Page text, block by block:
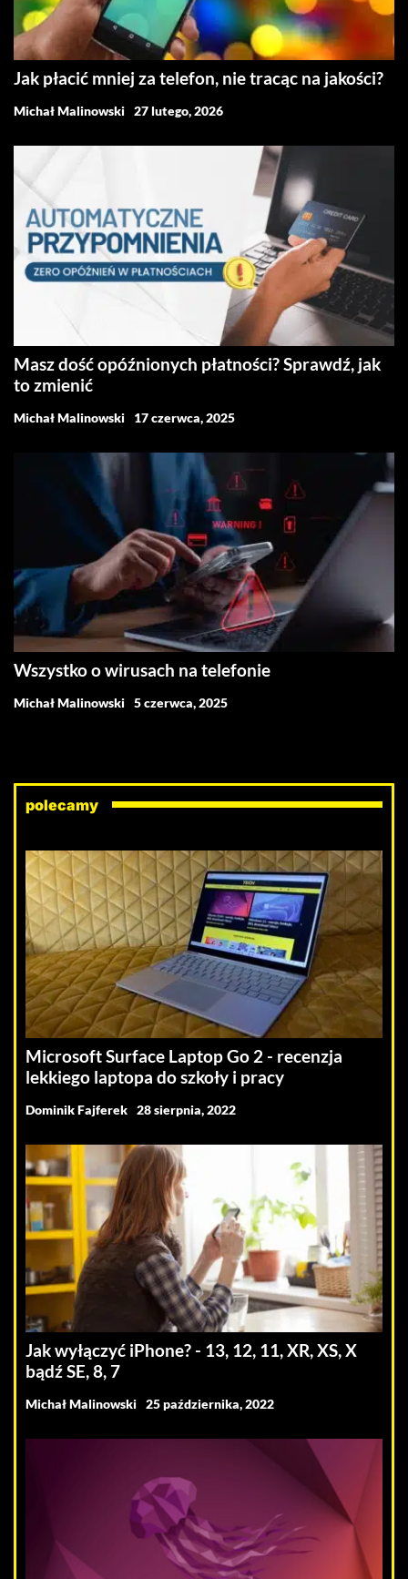
Jak płacić mniej za telefon, nie tracąc na jakości?
Michał Malinowski 27 lutego, 2026
Masz dość opóźnionych płatności? Sprawdź, jak
to zmienić
Michał Malinowski 17 czerwca, 2025
Wszystko o wirusach na telefonie
Michał Malinowski 5 czerwca, 2025
polecamy
Microsoft Surface Laptop Go 2 - recenzja
lekkiego laptopa do szkoły i pracy
Dominik Fajferek 28 sierpnia, 2022
Jak wyłączyć iPhone? - 13, 12, 11, XR, XS, X
bądź SE, 8, 7
Michał Malinowski 25 października, 2022